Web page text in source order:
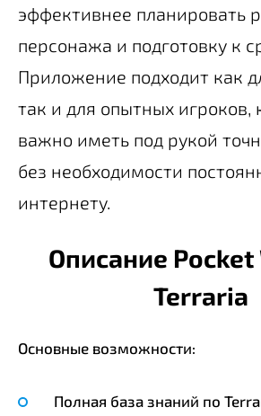
эффективнее планировать
персонажа и подготовку к
Приложение подходит как
так и для опытных игроков,
важно иметь под рукой
без необходимости
интернету.
Описание
Terraria
Основные возможности:
Полная база знаний по